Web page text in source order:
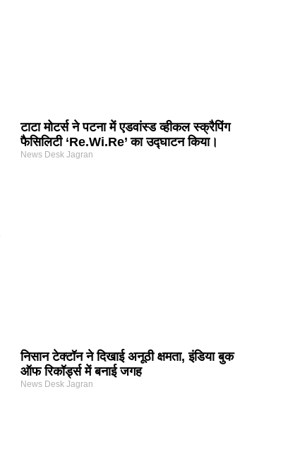
टाटा मोटर्स ने पटना में एडवांस्ड व्हीकल स्क्रैपिंग
फैसिलिटी ‘Re.Wi.Re’ का उद्घाटन किया।
News Desk Jagran
निसान टेक्टॉन ने दिखाई अनूठी क्षमता, इंडिया बुक
ऑफ रिकॉर्ड्स में बनाई जगह
News Desk Jagran